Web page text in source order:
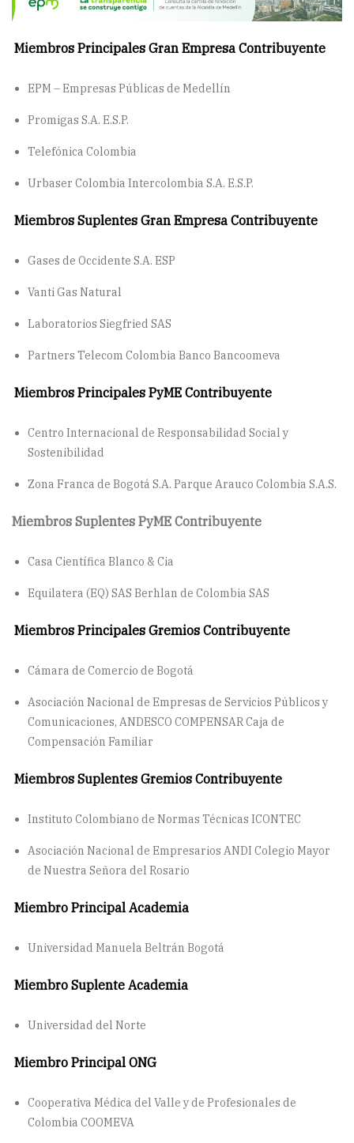
Miembros Principales Gran Empresa Contribuyente
EPM – Empresas Públicas de Medellín
Promigas S.A. E.S.P.
Telefónica Colombia
Urbaser Colombia Intercolombia S.A. E.S.P.
Miembros Suplentes Gran Empresa Contribuyente
Gases de Occidente S.A. ESP
Vanti Gas Natural
Laboratorios Siegfried SAS
Partners Telecom Colombia Banco Bancoomeva
Miembros Principales PyME Contribuyente
Centro Internacional de Responsabilidad Social y
Sostenibilidad
Zona Franca de Bogotá S.A. Parque Arauco Colombia S.A.S.
Miembros Suplentes PyME Contribuyente
Casa Científica Blanco & Cia
Equilatera (EQ) SAS Berhlan de Colombia SAS
Miembros Principales Gremios Contribuyente
Cámara de Comercio de Bogotá
Asociación Nacional de Empresas de Servicios Públicos y
Comunicaciones, ANDESCO COMPENSAR Caja de
Compensación Familiar
Miembros Suplentes Gremios Contribuyente
Instituto Colombiano de Normas Técnicas ICONTEC
Asociación Nacional de Empresarios ANDI Colegio Mayor
de Nuestra Señora del Rosario
Miembro Principal Academia
Universidad Manuela Beltrán Bogotá
Miembro Suplente Academia
Universidad del Norte
Miembro Principal ONG
Cooperativa Médica del Valle y de Profesionales de
Colombia COOMEVA